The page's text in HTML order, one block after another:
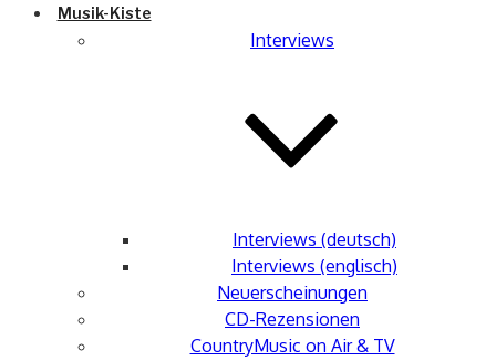
Musik-Kiste
Interviews
Interviews (deutsch)
Interviews (englisch)
Neuerscheinungen
CD-Rezensionen
CountryMusic on Air & TV